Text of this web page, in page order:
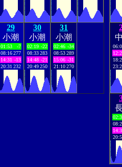
29
小潮
01:53
-7
08:16277
14:31 -13
20:31 232
30
小潮
02:19 -22
08:33283
14:48 -21
20:49250
31
小潮
02:46 -34
08:53289
15:06 -31
21:10270